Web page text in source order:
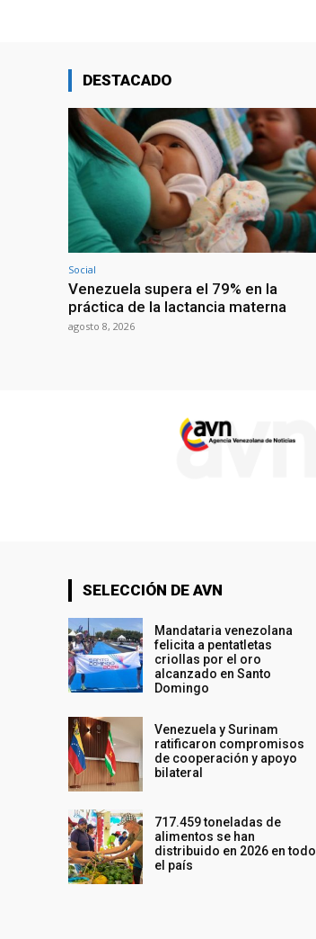
DESTACADO
Social
Venezuela supera el 79% en la
práctica de la lactancia materna
agosto 8, 2026
SELECCIÓN DE AVN
Mandataria venezolana
felicita a pentatletas
criollas por el oro
alcanzado en Santo
Domingo
Venezuela y Surinam
ratificaron compromisos
de cooperación y apoyo
bilateral
717.459 toneladas de
alimentos se han
distribuido en 2026 en todo
el país